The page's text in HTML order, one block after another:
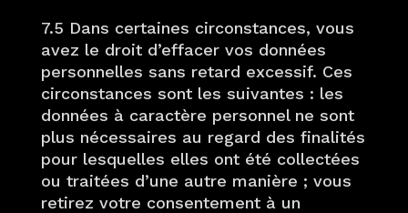
7.5 Dans certaines circonstances, vous
avez le droit d’effacer vos données
personnelles sans retard excessif. Ces
circonstances sont les suivantes : les
données à caractère personnel ne sont
plus nécessaires au regard des finalités
pour lesquelles elles ont été collectées
ou traitées d’une autre manière ; vous
retirez votre consentement à un